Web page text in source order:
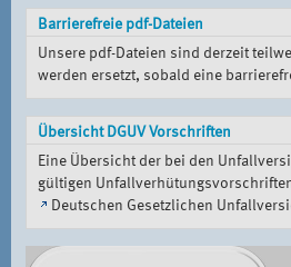
Barrierefreie pdf-Dateien
Unsere pdf-Dateien sind derzeit
werden ersetzt, sobald eine
Übersicht DGUV Vorschriften
Eine Übersicht der bei den
gültigen
Deutschen Gesetzlichen